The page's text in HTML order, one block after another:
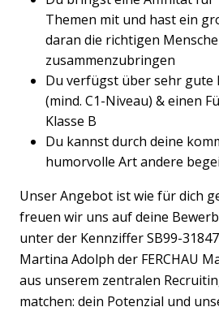
Themen mit und hast ein
daran die richtigen
zusammenzubringen
Du verfügst über sehr gute
(mind. C1-Niveau) & einen
Klasse B
Du kannst durch deine
humorvolle Art andere
Unser Angebot ist wie für dich
freuen wir uns auf deine
unter der Kennziffer SB99-
Martina Adolph der FERCHAU
aus unserem zentralen
matchen: dein Potenzial und